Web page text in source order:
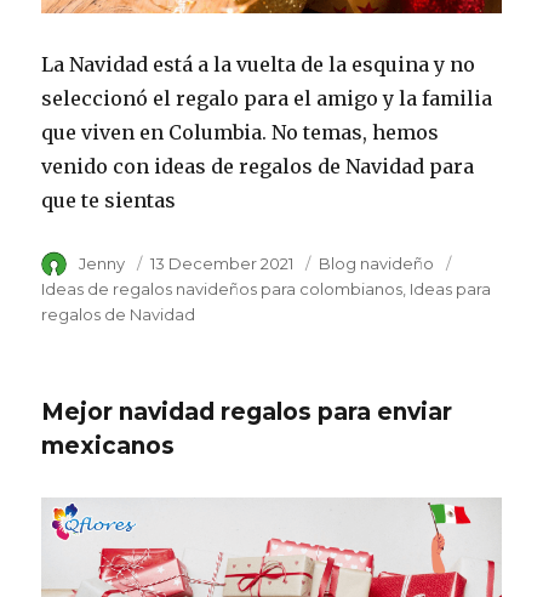
La Navidad está a la vuelta de la esquina y no
seleccionó el regalo para el amigo y la familia
que viven en Columbia. No temas, hemos
venido con ideas de regalos de Navidad para
que te sientas
Author
Jenny
Posted
on
13 December 2021 Category
Blog navideño
Ideas de regalos navideños para colombianos Ideas para
regalos de Navidad
Mejor navidad regalos para enviar
mexicanos